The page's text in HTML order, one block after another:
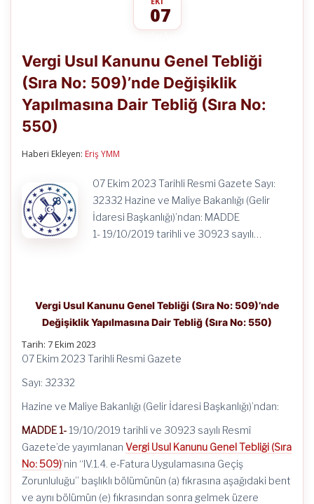
07
Kanunu
Genel
Tebliği
No:
(Sıra
No:
550)
için
Vergi Usul Kanunu Genel Tebliği
(Sıra No: 509)’nde Değişiklik
Yapılmasına Dair Tebliğ (Sıra No:
550)
Haberi Ekleyen: Eriş YMM
07 Ekim 2023 Tarihli Resmi Gazete Sayı:
32332 Hazine ve Maliye Bakanlığı (Gelir
İdaresi Başkanlığı)’ndan: MADDE
1- 19/10/2019 tarihli ve 30923 sayılı…
Vergi Usul Kanunu Genel Tebliği (Sıra No: 509)’nde
Değişiklik Yapılmasına Dair Tebliğ (Sıra No: 550)
Tarih: 7 Ekim 2023
07 Ekim 2023 Tarihli Resmi Gazete
Sayı: 32332
Hazine ve Maliye Bakanlığı (Gelir İdaresi Başkanlığı)’ndan:
MADDE 1- 19/10/2019 tarihli ve 30923 sayılı Resmî
Gazete’de yayımlanan Vergi Usul Kanunu Genel Tebliği (Sıra
No: 509)’nin “IV.1.4. e-Fatura Uygulamasına Geçiş
Zorunluluğu” başlıklı bölümünün (a) fıkrasına aşağıdaki bent
ve aynı bölümün (e) fıkrasından sonra gelmek üzere